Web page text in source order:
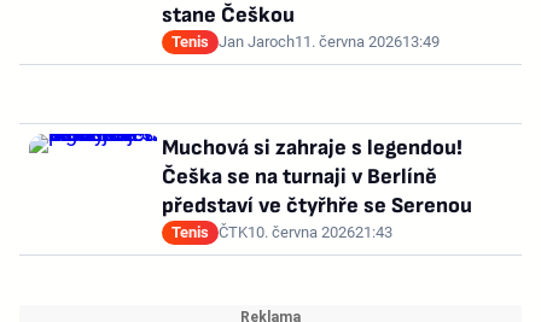
stane Češkou
Tenis Jan Jaroch11. června 202613:49
Muchová si zahraje s legendou!
Češka se na turnaji v Berlíně
představí ve čtyřhře se Serenou
Tenis ČTK10. června 202621:43